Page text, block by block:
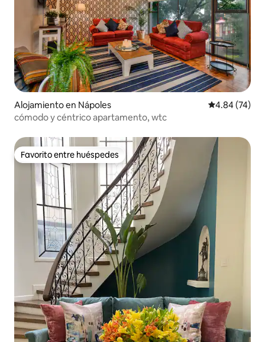
Alojamiento en Nápoles Calificación
4.84 (74)
cómodo y céntrico apartamento, wtc
Favorito entre huéspedes
Favorito entre huéspedes